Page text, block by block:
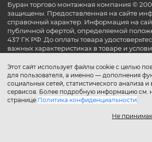
Этот сайт использует файлы cookie с целью
для пользователя, а именно — дополнения
социальных сетей, статистического анализа
сервисов. Более подробную информацию см.
странице Политика конфиденциальности.
Не
Буран торгово монтажная компания ©
защищены. Предоставленная на сайте
справочный характер. Информация на
публичной офертой, определяемой
437 ГК РФ. До оплаты товара
важных характеристиках в товаре и